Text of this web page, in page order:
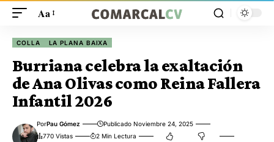
Aa
COLLA LA PLANA BAIXA
Burriana celebra la exaltación
de Ana Olivas como Reina Fallera
Infantil 2026
PorPau Gómez
Publicado Noviembre 24, 2025
770 Vistas
2 Min Lectura